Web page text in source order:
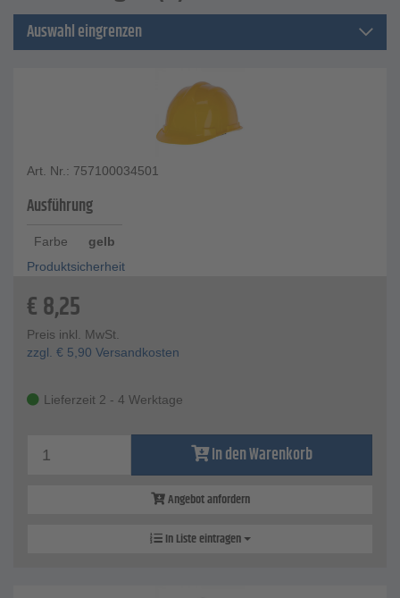
Auswahl eingrenzen
Art. Nr.: 757100034501
Ausführung
Farbe
gelb
Produktsicherheit
€8,25
Preis inkl. MwSt.
zzgl. € 5,90 Versandkosten
Lieferzeit 2 - 4 Werktage
In den Warenkorb
Angebot anfordern
In Liste eintragen